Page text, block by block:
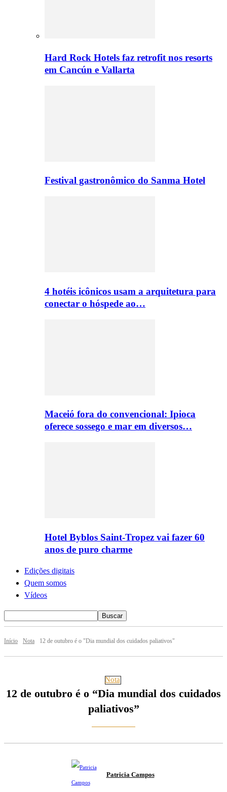
Hard Rock Hotels faz retrofit nos resorts
em Cancún e Vallarta
Festival gastronômico do Sanma Hotel
4 hotéis icônicos usam a arquitetura para
conectar o hóspede ao…
Maceió fora do convencional: Ipioca
oferece sossego e mar em diversos…
Hotel Byblos Saint-Tropez vai fazer 60
anos de puro charme
Edições digitais
Quem somos
Vídeos
Início Nota 12 de outubro é o "Dia mundial dos cuidados paliativos"
Nota
12 de outubro é o “Dia mundial dos cuidados
paliativos”
Patricia Campos